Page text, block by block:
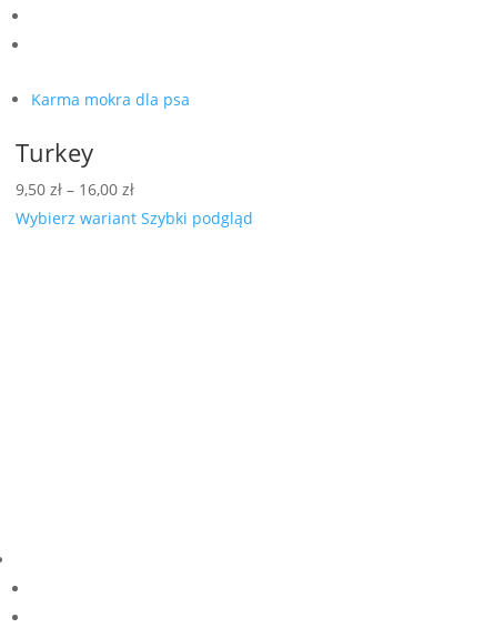
Karma mokra dla psa
Turkey
9,50 zł – 16,00 złZakres
cen:
Wybierz wariant Szybki podgląd